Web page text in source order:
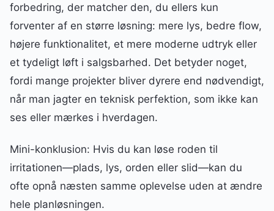
forbedring, der matcher den, du ellers kun
forventer af en større løsning: mere lys, bedre flow,
højere funktionalitet, et mere moderne udtryk eller
et tydeligt løft i salgsbarhed. Det betyder noget,
fordi mange projekter bliver dyrere end nødvendigt,
når man jagter en teknisk perfektion, som ikke kan
ses eller mærkes i hverdagen.
Mini-konklusion: Hvis du kan løse roden til
irritationen—plads, lys, orden eller slid—kan du
ofte opnå næsten samme oplevelse uden at ændre
hele planløsningen.